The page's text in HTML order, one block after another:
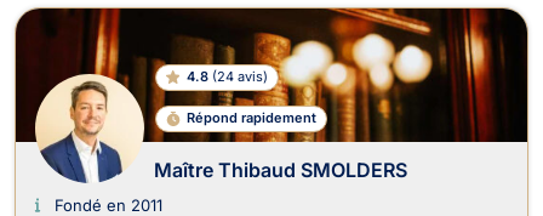
4.8 (24 avis)
Répond rapidement
Maître Thibaud SMOLDERS
Fondé en 2011